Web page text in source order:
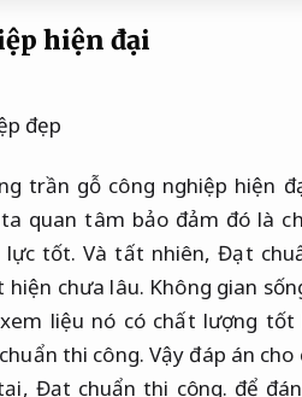
hiện đại
trần gỗ công nghiệp hiện
quan tâm bảo đảm đó là
lực tốt. Và tất nhiên,Đạt
hiện chưa lâu. Không gian
liệu nó có chất lượng
thi công. Vậy đáp án cho
Đạt chuẩn thi công. để